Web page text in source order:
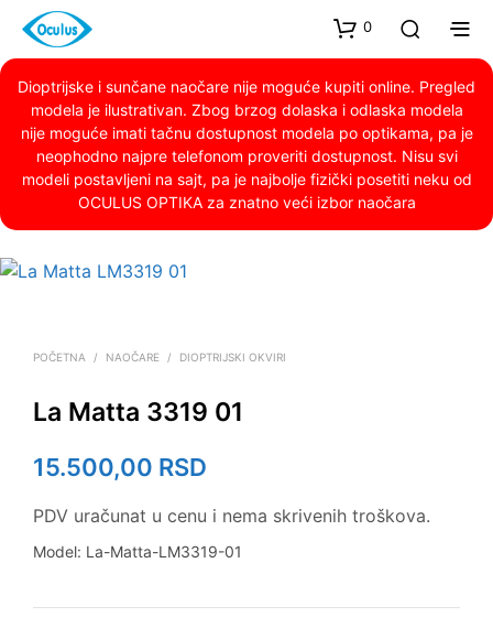
0
Dioptrijske i sunčane naočare nije moguće kupiti online. Pregled
modela je ilustrativan. Zbog brzog dolaska i odlaska modela
nije moguće imati tačnu dostupnost modela po optikama, pa je
neophodno najpre telefonom proveriti dostupnost. Nisu svi
modeli postavljeni na sajt, pa je najbolje fizički posetiti neku od
OCULUS OPTIKA za znatno veći izbor naočara
POČETNA / NAOČARE / DIOPTRIJSKI OKVIRI
La Matta 3319 01
15.500,00 RSD
PDV uračunat u cenu i nema skrivenih troškova.
Model: La-Matta-LM3319-01